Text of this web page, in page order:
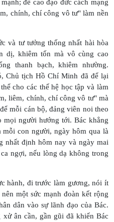
đề cao đạo đức cách mạng
chính, chí công vô tư" làm nền
và tư tưởng thống nhất hài hòa
dị, khiêm tốn mà vô cùng cao
thanh bạch, khiêm nhường.
Chủ tịch Hồ Chí Minh đã để lại
cho các thế hệ học tập và làm
liêm, chính, chí công vô tư" mà
mỗi cán bộ, đảng viên noi theo
mọi người hướng tới. Bác khẳng
con người, ngày hôm qua là
nhất định hôm nay và ngày mai
ngợi, nếu lòng dạ không trong
hành, đi trước làm gương, nói ít
một sức mạnh đoàn kết rộng
dân vào sự lãnh đạo của Bác.
xử ân cần, gần gũi đã khiến Bác